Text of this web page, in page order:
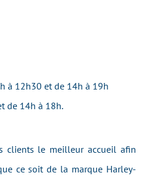
à 12h30 et de 14h à 19h
de 14h à 18h.
clients le meilleur accueil afin
ce soit de la marque Harley-